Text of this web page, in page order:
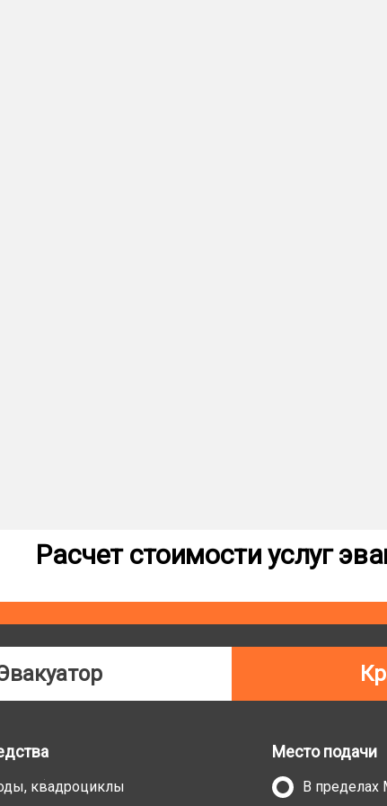
Расчет стоимости услуг
квадроциклы
Место подачи
В